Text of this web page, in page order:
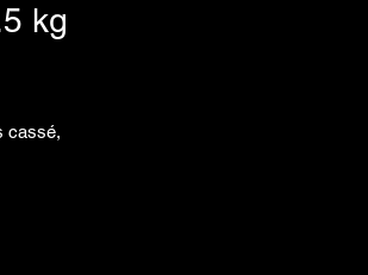
kg
cassé,